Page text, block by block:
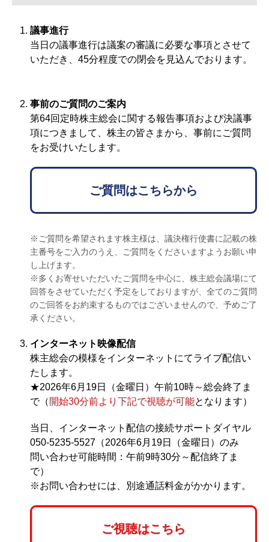
議事進行
当日の議事進行は議案の審議に必要な事項とさせて
いただき、45分程度での閉会を見込んでおります。
事前のご質問のご案内
第64回定時株主総会に関する報告事項および決議事
項につきまして、株主の皆さまから、事前にご質問
をお受けいたします。
ご質問はこちらから
※ご質問を希望されます株主様は、議決権行使書に記載の株
主番号をご入力のうえ、ご質問をくださいますようお願い申
し上げます。
※多くお寄せいただいたご質問を中心に、株主総会議場にて
回答をさせていただく予定をしておりますが、全てのご質問
のご回答をお約束するものではございませんので、予めご了
承ください。
インターネット映像配信
株主総会の模様をインターネットにてライブ配信い
たします。
★2026年6月19日（金曜日）午前10時～総会終了ま
で（ 開始30分前より下記で視聴が可能となります）
当日、インターネット配信の接続サポートダイヤル
050-5235-5527（2026年6月19日（金曜日）のみ
問い合わせ可能時間：午前9時30分～配信終了ま
で）
※お問い合わせには、別途通話料金がかかります。
ご視聴はこちら